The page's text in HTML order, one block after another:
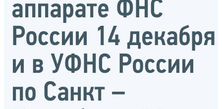
аппарате ФНС
России 14 декабря
и в УФНС России
по Санкт –